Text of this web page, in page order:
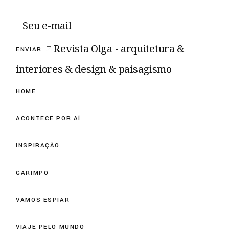
ENVIAR
Revista Olga - arquitetura &
interiores & design & paisagismo
HOME
ACONTECE POR AÍ
INSPIRAÇÃO
GARIMPO
VAMOS ESPIAR
VIAJE PELO MUNDO